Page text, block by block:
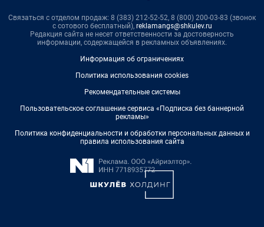
Связаться с отделом продаж: 8 (383) 212-52-52, 8 (800) 200-03-83 (звонок
с сотового бесплатный), reklamangs@shkulev.ru
Редакция сайта не несет ответственности за достоверность
информации, содержащейся в рекламных объявлениях.
Информация об ограничениях
Политика использования cookies
Рекомендательные системы
Пользовательское соглашение сервиса «Подписка без баннерной
рекламы»
Политика конфиденциальности и обработки персональных данных и
правила использования сайта